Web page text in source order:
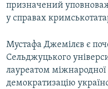
призначений
у справах
Мустафа Джемілєв є
Сельджуцького
лауреатом
демократизацію